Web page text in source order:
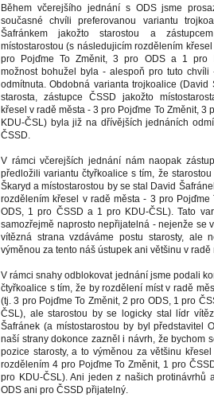
Během včerejšího jednání s ODS jsme
současné chvíli preferovanou variantu
Šafránkem jakožto starostou a
místostarostou (s následujicím rozdělením
pro Pojďme To Změnit, 3 pro ODS a 1 pro
možnost bohužel byla - alespoň pro tuto chvíli
odmítnuta. Obdobná varianta trojkoalice (David
starosta, zástupce ČSSD jakožto
křesel v radě města - 3 pro Pojďme To Změnit, 3
KDU-ČSL) byla již na dřívějších jednáních
ČSSD.
V rámci včerejších jednání nám naopak
předložili variantu čtyřkoalice s tím, že starostou
Škaryd a místostarostou by se stal David
rozdělením křesel v radě města - 3 pro Pojďme
ODS, 1 pro ČSSD a 1 pro KDU-ČSL). Tato
samozřejmě naprosto nepřijatelná - nejenže se
vítězná strana vzdáváme postu starosty, ale
výměnou za tento náš ústupek ani většinu v radě
V rámci snahy odblokovat jednání jsme podali
čtyřkoalice s tím, že by rozdělení míst v radě
(tj. 3 pro Pojďme To Změnit, 2 pro ODS, 1 pro
ČSL), ale starostou by se logicky stal lídr
Šafránek (a místostarostou by byl představitel
naší strany dokonce zazněl i návrh, že bychom
pozice starosty, a to výměnou za většinu
rozdělením 4 pro Pojďme To Změnit, 1 pro
pro KDU-ČSL). Ani jeden z našich protinávrhů
ODS ani pro ČSSD přijatelný.